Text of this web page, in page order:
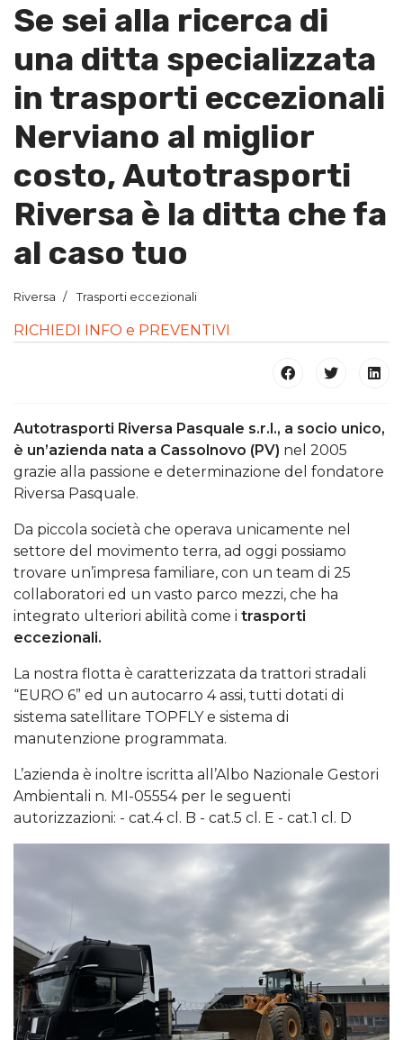
Se sei alla ricerca di
una ditta specializzata
in trasporti eccezionali
Nerviano al miglior
costo, Autotrasporti
Riversa è la ditta che fa
al caso tuo
Riversa Trasporti eccezionali
RICHIEDI INFO e PREVENTIVI
Autotrasporti Riversa Pasquale s.r.l., a socio unico,
è un’azienda nata a Cassolnovo (PV) nel 2005
grazie alla passione e determinazione del fondatore
Riversa Pasquale.
Da piccola società che operava unicamente nel
settore del movimento terra, ad oggi possiamo
trovare un’impresa familiare, con un team di 25
collaboratori ed un vasto parco mezzi, che ha
integrato ulteriori abilità come i trasporti
eccezionali.
La nostra flotta è caratterizzata da trattori stradali
“EURO 6” ed un autocarro 4 assi, tutti dotati di
sistema satellitare TOPFLY e sistema di
manutenzione programmata.
L’azienda è inoltre iscritta all’Albo Nazionale Gestori
Ambientali n. MI-05554 per le seguenti
autorizzazioni: - cat.4 cl. B - cat.5 cl. E - cat.1 cl. D